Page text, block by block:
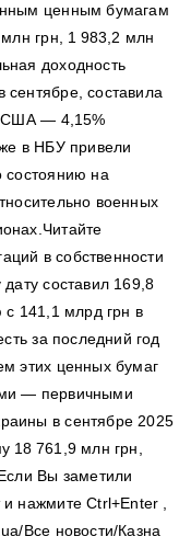
ценным бумагам
грн, 1 983,2 млн
доходность
составила
США — 4,15%
в НБУ привели
состоянию на
военных
в собственности
составил 169,8
с 141,1 млрд грн в
за последний год
этих ценных бумаг
— первичными
в сентябре 2025
18 761,9 млн грн,
Вы заметили
нажмите Ctrl+Enter ,
Все новости/Казна